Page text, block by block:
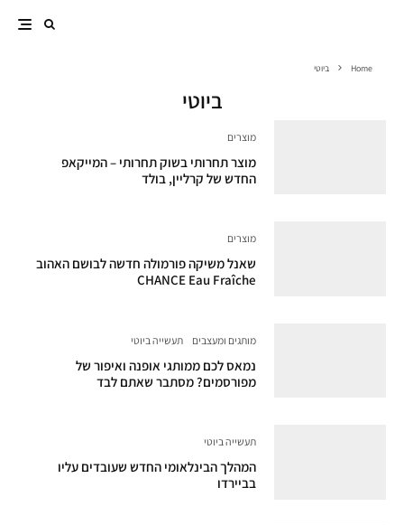
Home ביוטי
ביוטי
מוצרים
מוצר תחרותי בשוק תחרותי – המייקאפ
החדש של קרליין, בולד
מוצרים
שאנל משיקה פורמולה חדשה לבושם האהוב
CHANCE Eau Fraîche
מותגים ומעצבים תעשייה ביוטי
נמאס לכם ממותגי אופנה ואיפור של
מפורסמים? מסתבר שאתם לבד
תעשייה ביוטי
המהלך הבינלאומי החדש שעובדים עליו
בביירדו